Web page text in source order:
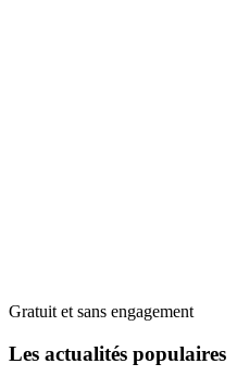
Gratuit et sans engagement
Les actualités populaires